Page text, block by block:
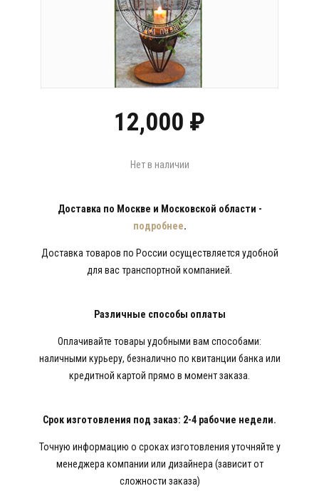
12,000 ₽
Нет в наличии
Доставка по Москве и Московской области -
подробнее.
Доставка товаров по России осуществляется удобной
для вас транспортной компанией.
Различные способы оплаты
Оплачивайте товары удобными вам способами:
наличными курьеру, безналично по квитанции банка или
кредитной картой прямо в момент заказа.
Срок изготовления под заказ: 2-4 рабочие недели.
Точную информацию о сроках изготовления уточняйте у
менеджера компании или дизайнера (зависит от
сложности заказа)